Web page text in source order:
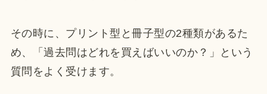
その時に、プリント型と冊子型の2種類があるた
め、「過去問はどれを買えばいいのか？」という
質問をよく受けます。